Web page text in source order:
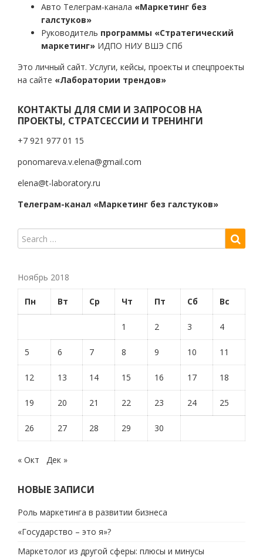
Авто Телеграм-канала «Маркетинг без
галстуков»
Руководитель программы «Стратегический
маркетинг» ИДПО НИУ ВШЭ СПб
Это личный сайт. Услуги, кейсы, проекты и спецпроекты
на сайте «Лаборатории трендов»
КОНТАКТЫ ДЛЯ СМИ И ЗАПРОСОВ НА
ПРОЕКТЫ, СТРАТСЕССИИ И ТРЕНИНГИ
+7 921 977 01 15
ponomareva.v.elena@gmail.com
elena@t-laboratory.ru
Телеграм-канал «Маркетинг без галстуков»
Ноябрь 2018
Пн Вт Ср Чт Пт Сб Вс
1 2 3 4
5 6 7 8 9 10 11
12 13 14 15 16 17 18
19 20 21 22 23 24 25
26 27 28 29 30
« Окт Дек »
НОВЫЕ ЗАПИСИ
Роль маркетинга в развитии бизнеса
«Государство – это я»?
Маркетолог из другой сферы: плюсы и минусы